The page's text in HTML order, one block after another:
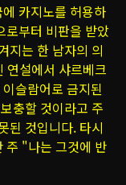
카지노를 허용하
로부터 비판을 받았
지는 한 남자의 의
연설에서 샤르베크
슬람어로 금지된
충할 것이라고 주
된 것입니다. 타시
주 "나는 그것에 반